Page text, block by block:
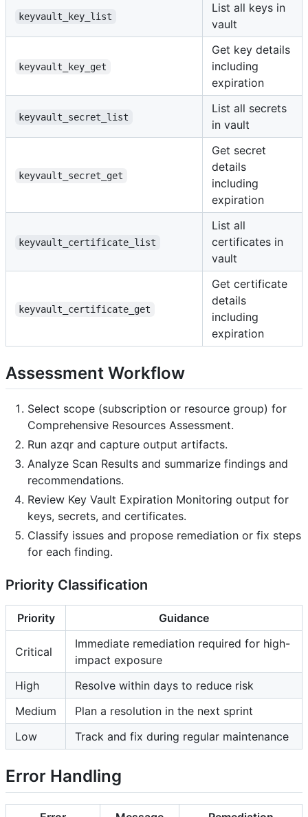
keyvault_key_list
List all keys in
vault
keyvault_key_get
Get key details
including
expiration
keyvault_secret_list
List all secrets
in vault
keyvault_secret_get
Get secret
details
including
expiration
keyvault_certificate_list
List all
certificates in
vault
keyvault_certificate_get
Get certificate
details
including
expiration
Assessment Workflow
Select scope (subscription or resource group) for
Comprehensive Resources Assessment.
Run azqr and capture output artifacts.
Analyze Scan Results and summarize findings and
recommendations.
Review Key Vault Expiration Monitoring output for
keys, secrets, and certificates.
Classify issues and propose remediation or fix steps
for each finding.
Priority Classification
Priority Guidance
Critical
Immediate remediation required for high-
impact exposure
High
Resolve within days to reduce risk
Medium
Plan a resolution in the next sprint
Low
Track and fix during regular maintenance
Error Handling